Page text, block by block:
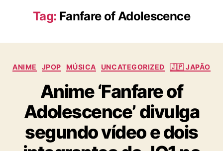
A
N
R
A
Tag: Fanfare of Adolescence
C
t
e
g
o
r
i
ANIME JPOP MÚSICA UNCATEGORIZED 🇯🇵 JAPÃO
Anime ‘Fanfare of
Adolescence’ divulga
segundo vídeo e dois